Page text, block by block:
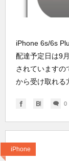
iPhone 6s/6s
配達予定日は9
されていますの
から受け取れる
0
iPhone